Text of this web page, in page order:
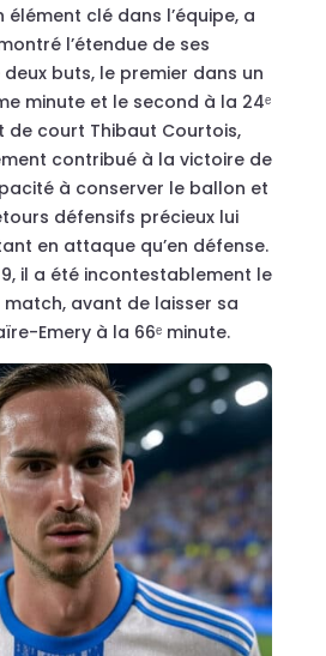
élément clé dans l’équipe, a
l’étendue de ses
buts, le premier dans un
minute et le second à la 24ᵉ
de court Thibaut Courtois,
contribué à la victoire de
à conserver le ballon et
défensifs précieux lui
en attaque qu’en défense.
il a été incontestablement le
avant de laisser sa
Emery à la 66ᵉ minute.